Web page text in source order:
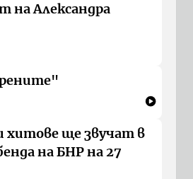
на Александра
хитове ще звучат в
на БНР на 27